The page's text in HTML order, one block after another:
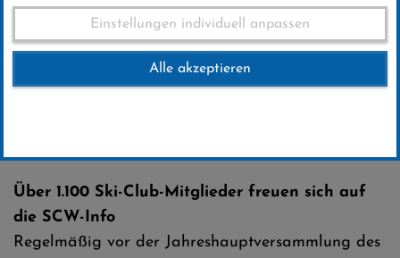
SCW-Info 2016
14 .September 2016
Über 1.100 Ski-Club-Mitglieder freuen sich auf
die SCW-Info
Regelmäßig vor der Jahreshauptversammlung des
Einstellungen individuell anpassen
Alle akzeptieren